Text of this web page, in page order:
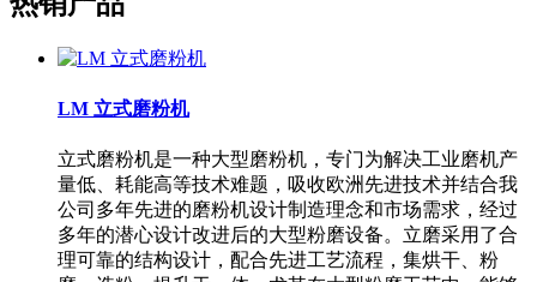
LM 立式磨粉机
立式磨粉机是一种大型磨粉机，专门为解决工业磨机产
量低、耗能高等技术难题，吸收欧洲先进技术并结合我
公司多年先进的磨粉机设计制造理念和市场需求，经过
多年的潜心设计改进后的大型粉磨设备。立磨采用了合
理可靠的结构设计，配合先进工艺流程，集烘干、粉